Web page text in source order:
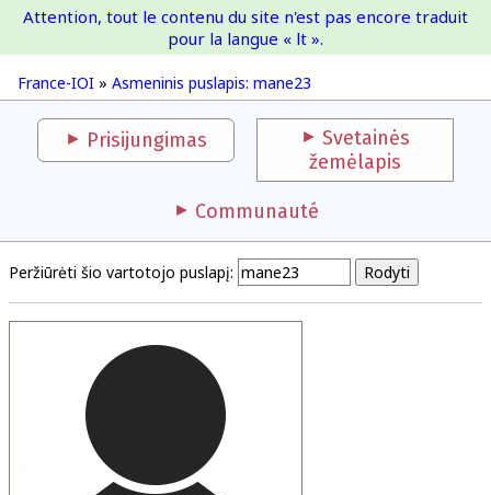
France-IOI
France-IOI » Asmeninis puslapis: mane23
Attention, tout le contenu du site n'est pas encore traduit
pour la langue « lt ».
Prisijungimas
Svetainės
žemėlapis
Communauté
Peržiūrėti šio vartotojo puslapį: